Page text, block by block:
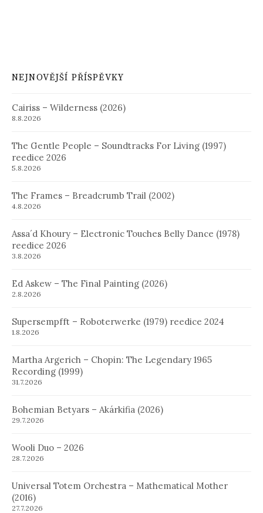
NEJNOVĚJŠÍ PŘÍSPĚVKY
Cairiss – Wilderness (2026)
8.8.2026
The Gentle People – Soundtracks For Living (1997)
reedice 2026
5.8.2026
The Frames – Breadcrumb Trail (2002)
4.8.2026
Assa´d Khoury – Electronic Touches Belly Dance (1978)
reedice 2026
3.8.2026
Ed Askew – The Final Painting (2026)
2.8.2026
Supersempfft – Roboterwerke (1979) reedice 2024
1.8.2026
Martha Argerich – Chopin: The Legendary 1965
Recording (1999)
31.7.2026
Bohemian Betyars – Akárkifia (2026)
29.7.2026
Wooli Duo – 2026
28.7.2026
Universal Totem Orchestra – Mathematical Mother
(2016)
27.7.2026